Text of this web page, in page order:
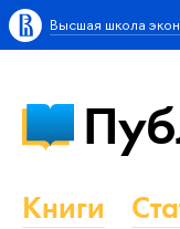
Высшая школа
Книги